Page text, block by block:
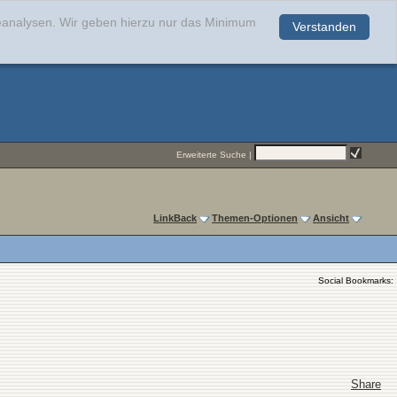
Verstanden
Wir geben hierzu nur das Minimum
Erweiterte Suche |
LinkBack Themen-Optionen Ansicht
Social Bookmarks:
Share